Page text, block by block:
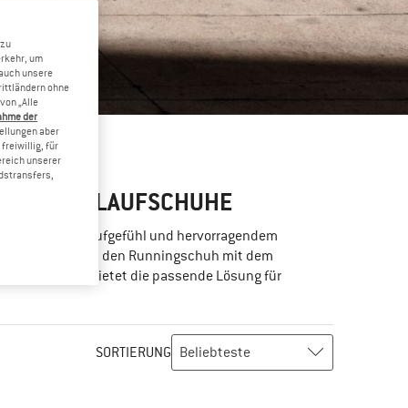
LAUFSCHUHE
Laufgefühl und hervorragendem
weniger, als den Runningschuh mit dem
Topo Athletic bietet die passende Lösung für
SORTIERUNG
um
unsere
ohne
„Alle
der
aber
freiwillig, für
unserer